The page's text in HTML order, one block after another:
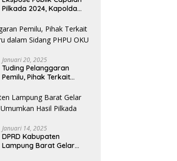
Pilkada 2024, Kapolda
Kinerja Bawaslu Jajaran
Januari 20, 2025
Tuding Pelanggaran
Pemilu, Pihak Terkait
Sidang PHPU OKU Selatan
Januari 14, 2025
DPRD Kabupaten
Lampung Barat Gelar